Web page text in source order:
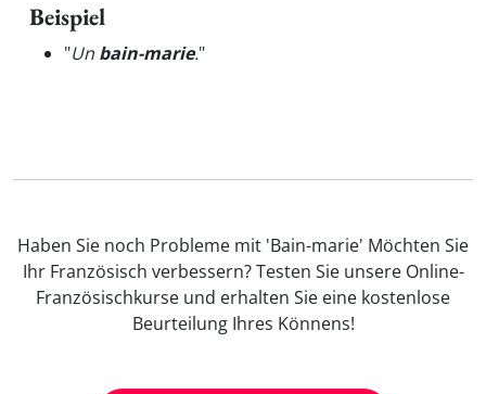
Beispiel
"Un bain-marie."
Haben Sie noch Probleme mit 'Bain-marie' Möchten Sie
Ihr Französisch verbessern? Testen Sie unsere Online-
Französischkurse und erhalten Sie eine kostenlose
Beurteilung Ihres Könnens!